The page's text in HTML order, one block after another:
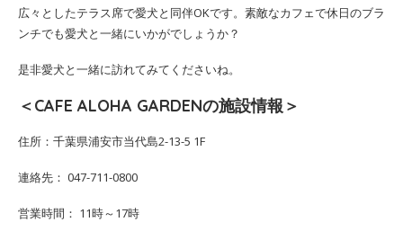
広々としたテラス席で愛犬と同伴OKです。素敵なカフェで休日のブラ
ンチでも愛犬と一緒にいかがでしょうか？
是非愛犬と一緒に訪れてみてくださいね。
＜CAFE ALOHA GARDENの施設情報＞
住所：千葉県浦安市当代島2-13-5 1F
連絡先： 047-711-0800
営業時間： 11時～17時